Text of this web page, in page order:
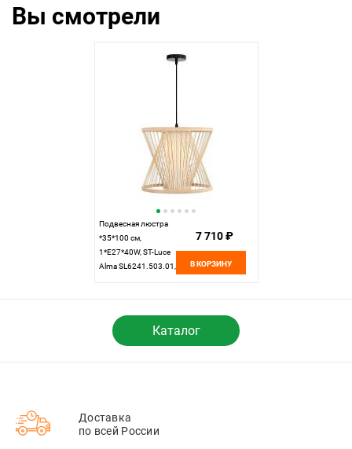
Вы смотрели
Подвесная люстра
*35*100 см,
1*E27*40W, ST-Luce
Alma SL6241.503.01,
7 710 ₽
В КОРЗИНУ
Каталог
Доставка
по всей России